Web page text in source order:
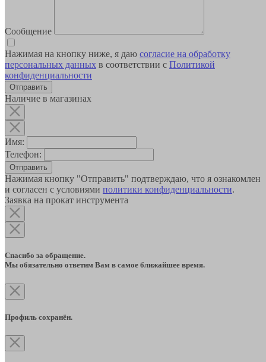
Сообщение
Нажимая на кнопку ниже, я даю согласие на обработку
персональных данных в соответствии с Политикой
конфиденциальности
Наличие в магазинах
Имя:
Телефон:
Отправить
Нажимая кнопку "Отправить" подтверждаю, что я ознакомлен
и согласен с условиями политики конфиденциальности.
Заявка на прокат инструмента
Спасибо за обращение.
Мы обязательно ответим Вам в самое ближайшее время.
Профиль сохранён.